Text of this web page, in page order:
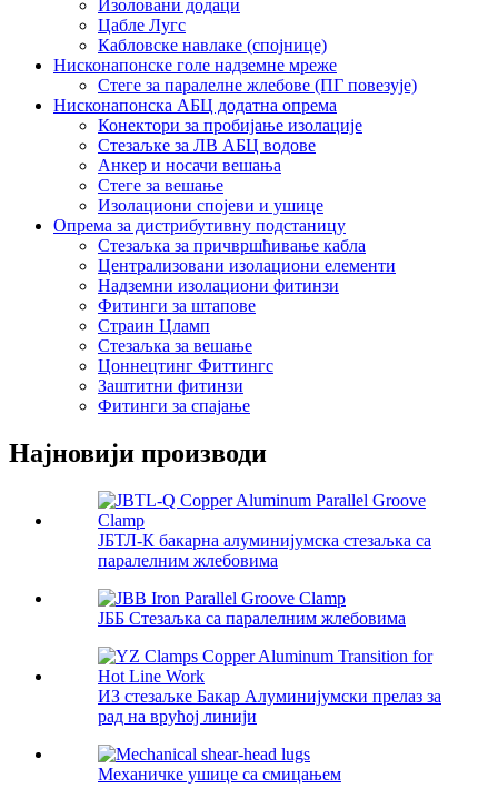
Изоловани додаци
Цабле Лугс
Кабловске навлаке (спојнице)
Нисконапонске голе надземне мреже
Стеге за паралелне жлебове (ПГ повезује)
Нисконапонска АБЦ додатна опрема
Конектори за пробијање изолације
Стезаљке за ЛВ АБЦ водове
Анкер и носачи вешања
Стеге за вешање
Изолациони спојеви и ушице
Опрема за дистрибутивну подстаницу
Стезаљка за причвршћивање кабла
Централизовани изолациони елементи
Надземни изолациони фитинзи
Фитинги за штапове
Страин Цламп
Стезаљка за вешање
Цоннецтинг Фиттингс
Заштитни фитинзи
Фитинги за спајање
Најновији производи
ЈБТЛ-К бакарна алуминијумска стезаљка са
паралелним жлебовима
ЈББ Стезаљка са паралелним жлебовима
ИЗ стезаљке Бакар Алуминијумски прелаз за
рад на врућој линији
Механичке ушице са смицањем